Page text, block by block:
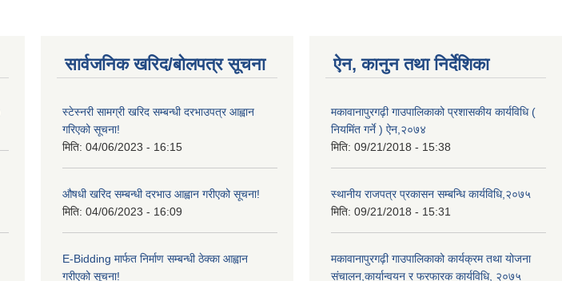
सार्वजनिक खरिद/बोलपत्र सूचना
स्टेस्नरी सामग्री खरिद सम्बन्धी दरभाउपत्र आह्वान
गरिएको सूचना!
मिति: 04/06/2023 - 16:15
औषधी खरिद सम्बन्धी दरभाउ आह्वान गरीएको सूचना!
मिति: 04/06/2023 - 16:09
E-Bidding मार्फत निर्माण सम्बन्धी ठेक्का आह्वान
गरीएको सूचना!
ऐन, कानुन तथा निर्देशिका
मकावानापुरगढ़ी गाउपालिकाको प्रशासकीय कार्यविधि (
नियमिंत गर्ने ) ऐन,२०७४
मिति: 09/21/2018 - 15:38
स्थानीय राजपत्र प्रकासन सम्बन्धि कार्यविधि,२०७५
मिति: 09/21/2018 - 15:31
मकावानापुरगढ़ी गाउपालिकाको कार्यक्रम तथा योजना
संचालन,कार्यान्वयन र फरफारक कार्यविधि, २०७५